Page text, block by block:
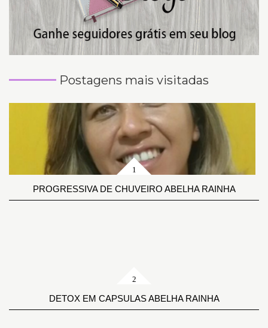
Postagens mais visitadas
PROGRESSIVA DE CHUVEIRO ABELHA RAINHA
DETOX EM CAPSULAS ABELHA RAINHA